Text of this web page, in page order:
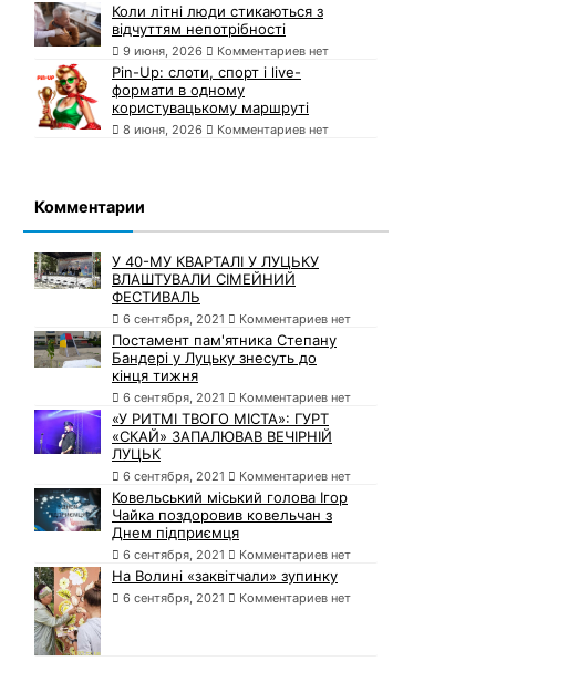
Коли літні люди стикаються з
відчуттям непотрібності
9 июня, 2026 Комментариев нет
Pin-Up: слоти, спорт і live-
формати в одному
користувацькому маршруті
8 июня, 2026 Комментариев нет
Комментарии
У 40-МУ КВАРТАЛІ У ЛУЦЬКУ
ВЛАШТУВАЛИ СІМЕЙНИЙ
ФЕСТИВАЛЬ
6 сентября, 2021 Комментариев нет
Постамент пам'ятника Степану
Бандері у Луцьку знесуть до
кінця тижня
6 сентября, 2021 Комментариев нет
«У РИТМІ ТВОГО МІСТА»: ГУРТ
«СКАЙ» ЗАПАЛЮВАВ ВЕЧІРНІЙ
ЛУЦЬК
6 сентября, 2021 Комментариев нет
Ковельський міський голова Ігор
Чайка поздоровив ковельчан з
Днем підприємця
6 сентября, 2021 Комментариев нет
На Волині «заквітчали» зупинку
6 сентября, 2021 Комментариев нет